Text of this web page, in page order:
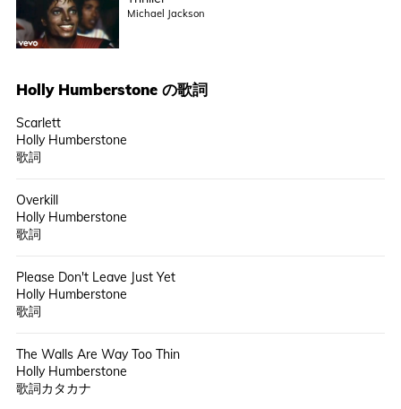
Michael Jackson
Holly Humberstoneの歌詞
Scarlett
Holly Humberstone
歌詞
Overkill
Holly Humberstone
歌詞
Please Don't Leave Just Yet
Holly Humberstone
歌詞
The Walls Are Way Too Thin
Holly Humberstone
歌詞カタカナ